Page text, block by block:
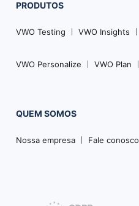
PRODUTOS
VWO Testing VWO Insights
VWO Personalize VWO Plan
QUEM SOMOS
Nossa empresa Fale conosco